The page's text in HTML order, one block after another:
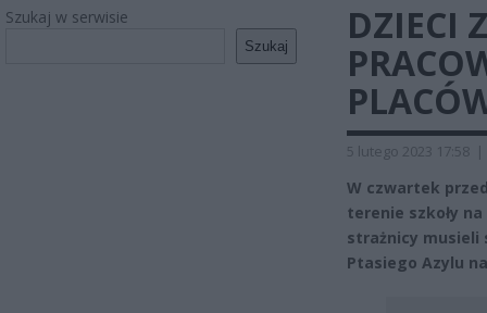
Szukaj w serwisie
Szukaj
DZIECI
5 lutego 2023 17:58 |
W czwartek
terenie szkoły
strażnicy musieli
Ptasiego Azylu